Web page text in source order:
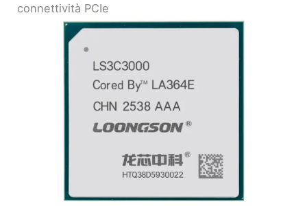
connettività PCIe